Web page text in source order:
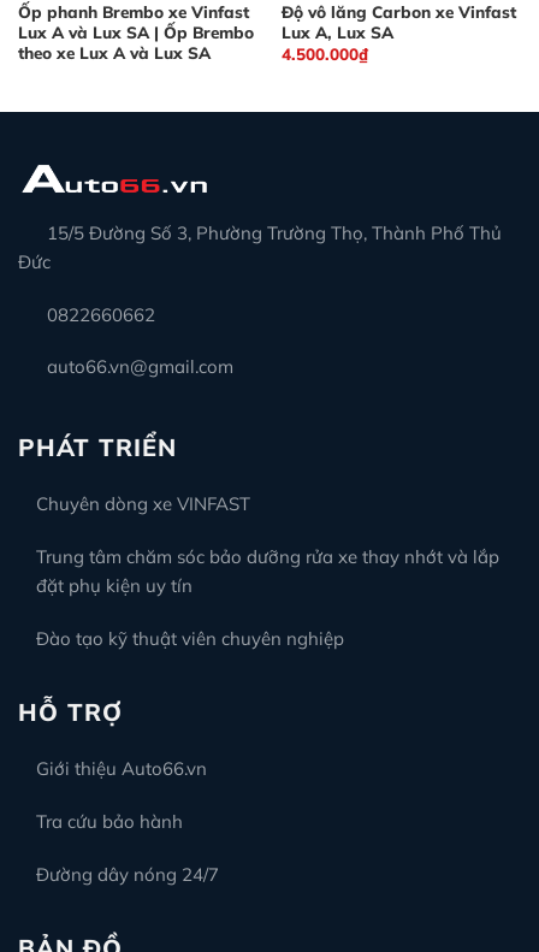
Ốp phanh Brembo xe Vinfast
Lux A và Lux SA | Ốp Brembo
theo xe Lux A và Lux SA
Độ vô lăng Carbon xe Vinfast
Lux A, Lux SA
4.500.000₫
15/5 Đường Số 3, Phường Trường Thọ, Thành Phố Thủ
Đức
0822660662
auto66.vn@gmail.com
PHÁT TRIỂN
Chuyên dòng xe VINFAST
Trung tâm chăm sóc bảo dưỡng rửa xe thay nhớt và lắp
đặt phụ kiện uy tín
Đào tạo kỹ thuật viên chuyên nghiệp
HỖ TRỢ
Giới thiệu Auto66.vn
Tra cứu bảo hành
Đường dây nóng 24/7